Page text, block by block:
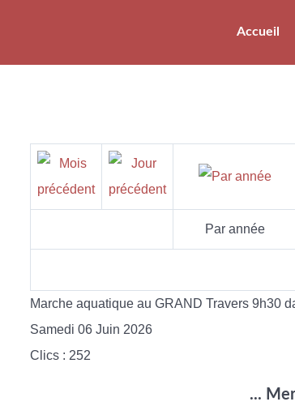
Accueil
Par année
Marche aquatique au GRAND Travers 9h30
Samedi 06 Juin 2026
Clics : 252
...